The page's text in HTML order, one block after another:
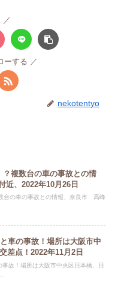
ーする
nekotentyo
複数台の車の事故との情
、2022年10月26日
台の車の事故との情報、奈良市 高峰
車の事故！場所は大阪市中
差点！2022年11月2日
故！場所は大阪市中央区日本橋、日